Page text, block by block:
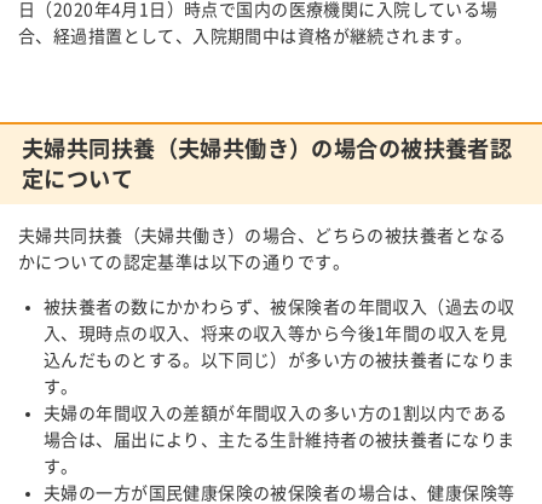
日（2020年4月1日）時点で国内の医療機関に入院している場
合、経過措置として、入院期間中は資格が継続されます。
夫婦共同扶養（夫婦共働き）の場合の被扶養者認
定について
夫婦共同扶養（夫婦共働き）の場合、どちらの被扶養者となる
かについての認定基準は以下の通りです。
被扶養者の数にかかわらず、被保険者の年間収入（過去の収
入、現時点の収入、将来の収入等から今後1年間の収入を見
込んだものとする。以下同じ）が多い方の被扶養者になりま
す。
夫婦の年間収入の差額が年間収入の多い方の1割以内である
場合は、届出により、主たる生計維持者の被扶養者になりま
す。
夫婦の一方が国民健康保険の被保険者の場合は、健康保険等